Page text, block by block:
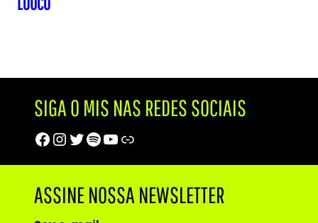
SIGA O MIS NAS REDES SOCIAIS
Facebook
Instagram
Twitter
Spotify
Youtube
Trip Advisor
ASSINE NOSSA NEWSLETTER